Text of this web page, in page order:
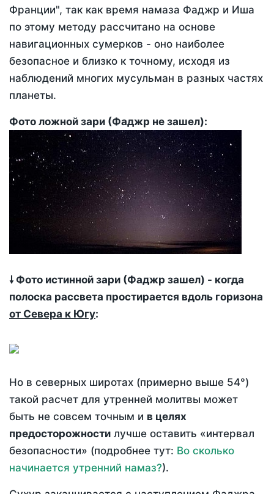
Франции", так как время намаза Фаджр и Иша
по этому методу рассчитано на основе
навигационных сумерков - оно наиболее
безопасное и близко к точному, исходя из
наблюдений многих мусульман в разных частях
планеты.
Фото ложной зари (Фаджр не зашел):
🠗 Фото истинной зари (Фаджр зашел) - когда
полоска рассвета простирается вдоль горизона
от Севера к Югу:
Но в северных широтах (примерно выше 54°)
такой расчет для утренней молитвы может
быть не совсем точным и в целях
предосторожности лучше оставить «интервал
безопасности» (подробнее тут: Во сколько
начинается утренний намаз?).